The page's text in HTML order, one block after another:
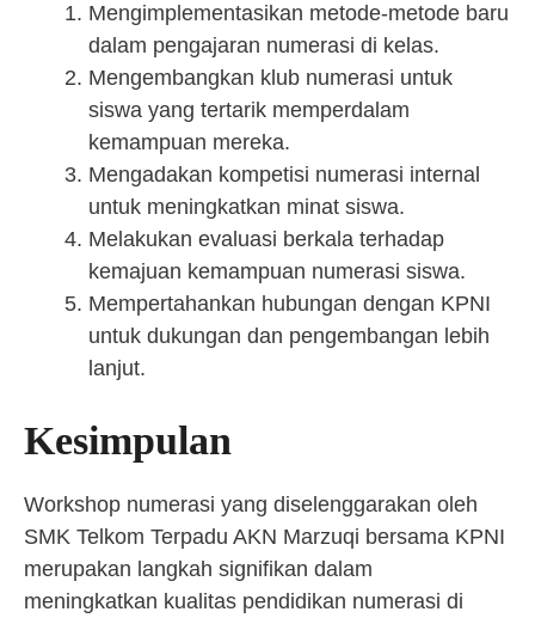
Mengimplementasikan metode-metode baru
dalam pengajaran numerasi di kelas.
Mengembangkan klub numerasi untuk
siswa yang tertarik memperdalam
kemampuan mereka.
Mengadakan kompetisi numerasi internal
untuk meningkatkan minat siswa.
Melakukan evaluasi berkala terhadap
kemajuan kemampuan numerasi siswa.
Mempertahankan hubungan dengan KPNI
untuk dukungan dan pengembangan lebih
lanjut.
Kesimpulan
Workshop numerasi yang diselenggarakan oleh
SMK Telkom Terpadu AKN Marzuqi bersama KPNI
merupakan langkah signifikan dalam
meningkatkan kualitas pendidikan numerasi di